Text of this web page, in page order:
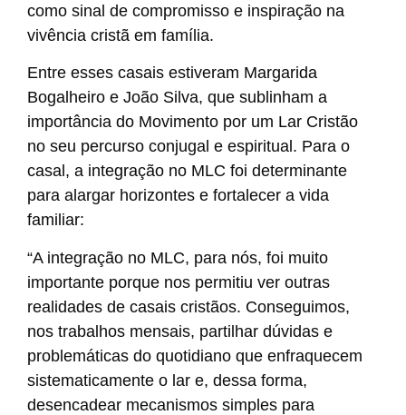
como sinal de compromisso e inspiração na
vivência cristã em família.
Entre esses casais estiveram Margarida
Bogalheiro e João Silva, que sublinham a
importância do Movimento por um Lar Cristão
no seu percurso conjugal e espiritual. Para o
casal, a integração no MLC foi determinante
para alargar horizontes e fortalecer a vida
familiar:
“A integração no MLC, para nós, foi muito
importante porque nos permitiu ver outras
realidades de casais cristãos. Conseguimos,
nos trabalhos mensais, partilhar dúvidas e
problemáticas do quotidiano que enfraquecem
sistematicamente o lar e, dessa forma,
desencadear mecanismos simples para